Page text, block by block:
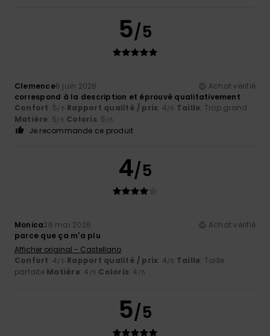
5/5
Clemence6 juin 2026
Achat vérifié
correspond à la description et éprouvé qualitativement
Confort: 5/5 Rapport qualité / prix: 4/5 Taille: Trop grand
Matière: 5/5 Coloris: 5 /5
Je recommande ce produit
4/5
Monica26 mai 2026
Achat vérifié
parce que ça m'a plu
Afficher original - Castellano
Confort: 4/5 Rapport qualité / prix: 4/5 Taille: Taille
parfaite Matière: 4 /5 Coloris: 4 /5
5/5